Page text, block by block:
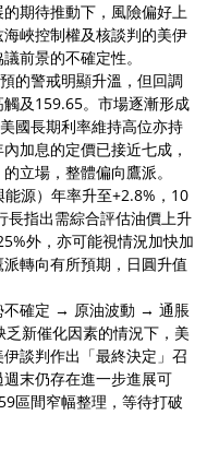
期待推動下，風險偏好上
峽控制權及核談判的美伊
前景的不確定性。
的警戒明顯升溫，但回調
及159.65。市場逐漸形成
國長期利率維持高位亦持
加息的定價已接近七成，
立場，整體偏向鷹派。
源）年率升至+2.8%，10
長指出需綜合評估油價上升
外，亦可能視情況加快加
轉向有所預期，日圓升值
不確定 → 原油波動 → 通脹
新催化因素的情況下，美
談判作出「最終決定」召
末仍存在進一步進展可
區間窄幅整理，等待打破